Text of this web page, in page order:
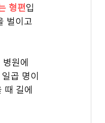
형편입
벌이고
병원에
일곱 명이
때 길에